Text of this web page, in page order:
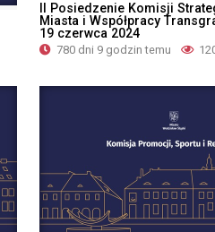
II Posiedzenie Komisji
Miasta i Współpracy
19 czerwca 2024
780 dni 9 godzin temu